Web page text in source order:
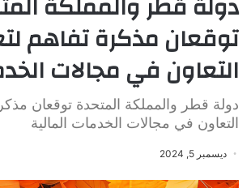
توقعان مذكرة تفاهم
التعاون في مجالات
دولة قطر والمملكة المتحدة توقعان
التعاون في مجالات الخدمات المالية
ديسمبر 5, 2024